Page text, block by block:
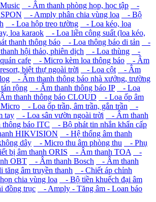
- Âm thanh phòng họp, học tập
-
- Amply phân chia vùng loa
- Bộ
- Loa hộp treo tường
- Loa kéo, loa
loa karaok
- Loa liền công suất (loa kéo,
thanh thông báo - Loa thông báo di tản
-
hội thảo, phiên dịch - Loa thùng
-
cafe
- Micro kèm loa thông báo
- Âm
biệt thự ngoài trời
- Loa cột
- Âm
- Âm thanh thông báo nhà xưởng, trường
rộng - Âm thanh thông báo IP
- Loa
thanh thông báo CLOUD
- Loa ốp âm
- Loa ốp trần, âm trần, gắn trần
-
tay
- Loa sân vườn ngoài trời
- Âm thanh
báo ITC
- Bộ phát tin nhắn khẩn cấp
HIKVISION
- Hệ thống âm thanh
dây - Micro thu âm phòng thu
- Phụ
bị âm thanh ORIS - Âm thanh TOA
-
OBT - Âm thanh Bosch
- Âm thanh
tăng âm truyền thanh
- Chiết áp chỉnh
chia vùng loa
- Bộ tiền khuếch đại âm
đồng trục - Amply - Tăng âm - Loan báo